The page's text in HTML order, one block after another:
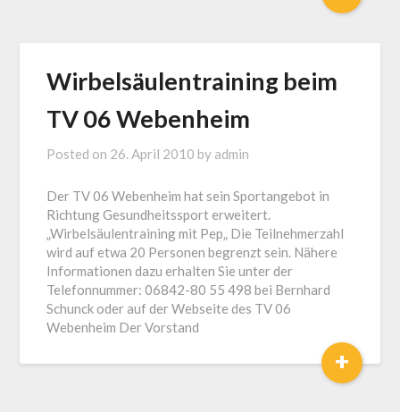
Wirbelsäulentraining beim
TV 06 Webenheim
Posted on 26. April 2010 by admin
Der TV 06 Webenheim hat sein Sportangebot in
Richtung Gesundheitssport erweitert.
„Wirbelsäulentraining mit Pep„ Die Teilnehmerzahl
wird auf etwa 20 Personen begrenzt sein. Nähere
Informationen dazu erhalten Sie unter der
Telefonnummer: 06842-80 55 498 bei Bernhard
Schunck oder auf der Webseite des TV 06
Webenheim Der Vorstand
+